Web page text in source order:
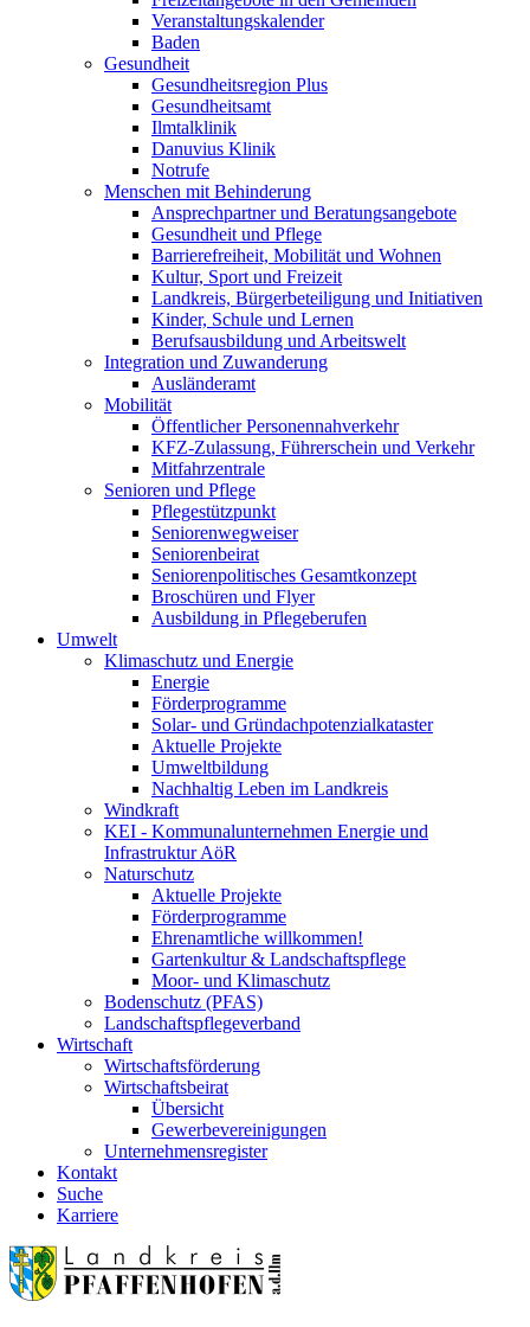
Veranstaltungskalender
Baden
Gesundheit
Gesundheitsregion Plus
Gesundheitsamt
Ilmtalklinik
Danuvius Klinik
Notrufe
Menschen mit Behinderung
Ansprechpartner und Beratungsangebote
Gesundheit und Pflege
Barrierefreiheit, Mobilität und Wohnen
Kultur, Sport und Freizeit
Landkreis, Bürgerbeteiligung und Initiativen
Kinder, Schule und Lernen
Berufsausbildung und Arbeitswelt
Integration und Zuwanderung
Ausländeramt
Mobilität
Öffentlicher Personennahverkehr
KFZ-Zulassung, Führerschein und Verkehr
Mitfahrzentrale
Senioren und Pflege
Pflegestützpunkt
Seniorenwegweiser
Seniorenbeirat
Seniorenpolitisches Gesamtkonzept
Broschüren und Flyer
Ausbildung in Pflegeberufen
Umwelt
Klimaschutz und Energie
Energie
Förderprogramme
Solar- und Gründachpotenzialkataster
Aktuelle Projekte
Umweltbildung
Nachhaltig Leben im Landkreis
Windkraft
KEI - Kommunalunternehmen Energie und
Infrastruktur AöR
Naturschutz
Aktuelle Projekte
Förderprogramme
Ehrenamtliche willkommen!
Gartenkultur & Landschaftspflege
Moor- und Klimaschutz
Bodenschutz (PFAS)
Landschaftspflegeverband
Wirtschaft
Wirtschaftsförderung
Wirtschaftsbeirat
Übersicht
Gewerbevereinigungen
Unternehmensregister
Kontakt
Suche
Karriere